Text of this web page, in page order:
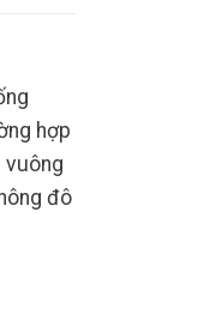
hợp
vuông
đô